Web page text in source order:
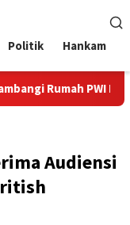
Politik Hankam
Rumah PWI Kota
Audiensi